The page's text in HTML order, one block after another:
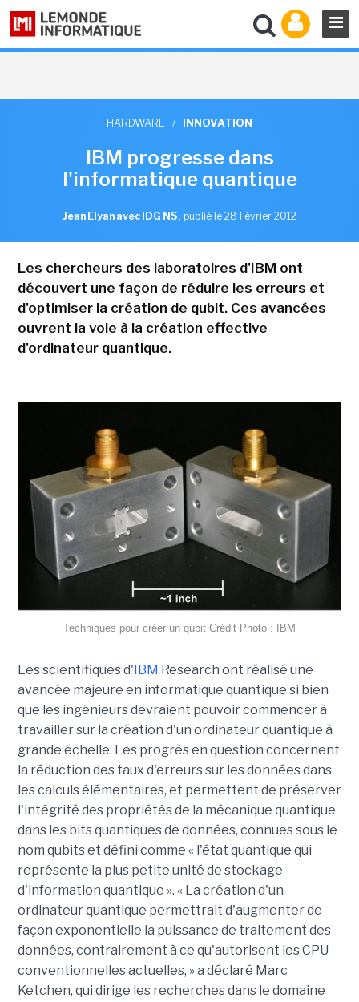
HARDWARE / INNOVATION
IBM progresse dans
l'informatique quantique
Jean Elyan avec IDG NS , publié le 28 Février 2012
Les chercheurs des laboratoires d'IBM ont
découvert une façon de réduire les erreurs et
d'optimiser la création de qubit. Ces avancées
ouvrent la voie à la création effective
d'ordinateur quantique.
Techniques pour créer un qubit Crédit Photo : IBM
Les scientifiques d' IBM Research ont réalisé une
avancée majeure en informatique quantique si bien
que les ingénieurs devraient pouvoir commencer à
travailler sur la création d'un ordinateur quantique à
grande échelle. Les progrès en question concernent
la réduction des taux d'erreurs sur les données dans
les calculs élémentaires, et permettent de préserver
l'intégrité des propriétés de la mécanique quantique
dans les bits quantiques de données, connues sous le
nom qubits et défini comme « l'état quantique qui
représente la plus petite unité de stockage
d'information quantique ». « La création d'un
ordinateur quantique permettrait d'augmenter de
façon exponentielle la puissance de traitement des
données, contrairement à ce qu'autorisent les CPU
conventionnelles actuelles, » a déclaré Marc
Ketchen, qui dirige les recherches dans le domaine